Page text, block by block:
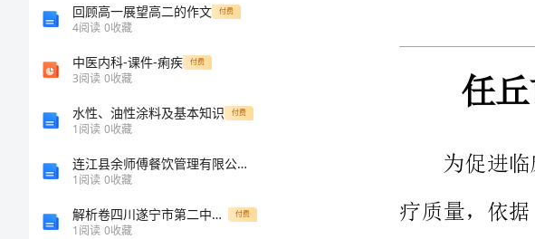
回顾高一展望高二的作文 付费
4阅读 0收藏
中医内科-课件-痢疾 付费
3阅读 0收藏
水性、油性涂料及基本知识 付费
1阅读 0收藏
连江县余师傅餐饮管理有限公司介绍企业发展分析报告
1阅读 0收藏
解析卷四川遂宁市第二中学数学七年级上册期末综合测评专题攻克试卷（含答案详解版） 付费
1阅读 0收藏